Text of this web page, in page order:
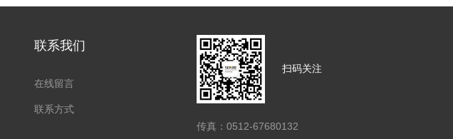
联系我们
在线留言
联系方式
扫码关注
传真：0512-67680132